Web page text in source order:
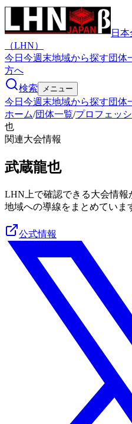
日
（LHN）
今日 今週末地域から探す団体
方へ
検索
メニュー
今日 今週末地域から探す団体
ホーム/団体一覧/プロフェッ
也
関連大会情報
武蔵龍也
LHN上で確認できる大会情報
地域への導線をまとめていま
公式情報